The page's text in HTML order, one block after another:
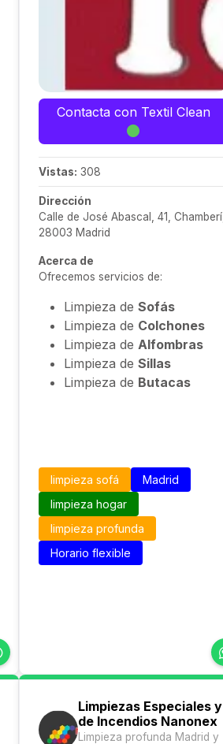
Contacta con Textil Clean
Vistas: 308
Dirección
Calle de José Abascal, 41, Chamberí,
28003 Madrid
Acerca de
Ofrecemos servicios de:
Limpieza de Sofás
Limpieza de Colchones
Limpieza de Alfombras
Limpieza de Sillas
Limpieza de Butacas
limpieza sofá
Madrid
limpieza hogar
limpieza profunda
Horario flexible
Limpiezas Especiales y
de Incendios Nanonex
Limpieza profunda Madrid y